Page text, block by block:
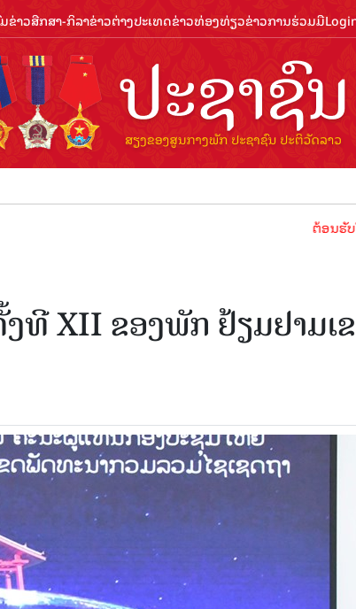
ຂ່າວສືກສາ-ກິລາຂ່າວຕ່າງປະເທດຂ່າວທ່ອງທ່ຽວຂ່າວການຮ່ວມມື
ຕ້ອນຮັບປີທ່ອງທ່ຽ
ທີ XII ຂອງ​ພັກ ຢ້ຽມຢາມເ